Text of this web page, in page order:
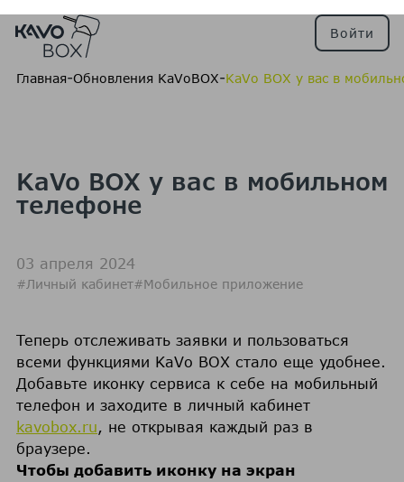
Войти
Главная-Обновления KaVoBOX-KaVo BOX у вас в
KaVo BOX у вас в мобильном
телефоне
03 апреля 2024
#Личный кабинет#Мобильное приложение
Теперь отслеживать заявки и пользоваться
всеми функциями KaVo BOX стало еще удобнее.
Добавьте иконку сервиса к себе на мобильный
телефон и заходите в личный кабинет
kavobox.ru, не открывая каждый раз в
браузере.
Чтобы добавить иконку на экран